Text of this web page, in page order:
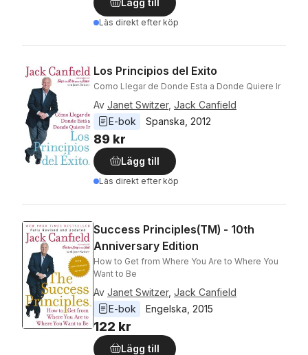
Läs direkt efter köp
Los Principios del Exito
Como Llegar de Donde Esta a Donde Quiere Ir
Av Janet Switzer, Jack Canfield
E-bok
Spanska 2012
89 kr
Lägg till
Läs direkt efter köp
Success Principles(TM) - 10th
Anniversary Edition
How to Get from Where You Are to Where You
Want to Be
Av Janet Switzer, Jack Canfield
E-bok
Engelska 2015
122 kr
Lägg till